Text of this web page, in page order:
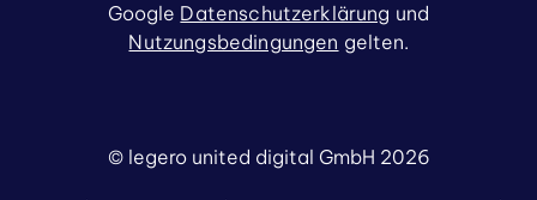
© legero united digital GmbH 2026
Google Datenschutzerklärung und
Nutzungsbedingungen gelten.